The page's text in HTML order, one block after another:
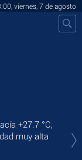
viernes, 7 de agosto
+27.7 °C,
muy alta